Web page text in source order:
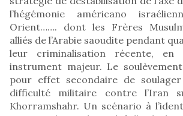
l’hégémonie américano
Orient……. dont les Frères
alliés de l’Arabie saoudite pendant
leur criminalisation récente,
instrument majeur. Le
pour effet secondaire de
difficulté militaire contre l’Iran
Khorramshahr. Un scénario à